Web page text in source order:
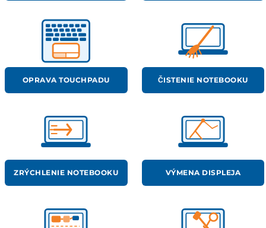
OPRAVA TOUCHPADU ČISTENIE NOTEBOOKU
ZRÝCHLENIE NOTEBOOKU VÝMENA DISPLEJA